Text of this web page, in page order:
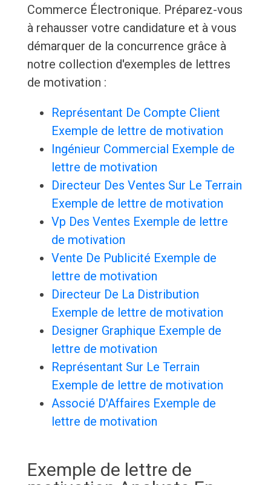
Commerce Électronique. Préparez-vous
à rehausser votre candidature et à vous
démarquer de la concurrence grâce à
notre collection d'exemples de lettres
de motivation :
Représentant De Compte Client
Exemple de lettre de motivation
Ingénieur Commercial Exemple de
lettre de motivation
Directeur Des Ventes Sur Le Terrain
Exemple de lettre de motivation
Vp Des Ventes Exemple de lettre
de motivation
Vente De Publicité Exemple de
lettre de motivation
Directeur De La Distribution
Exemple de lettre de motivation
Designer Graphique Exemple de
lettre de motivation
Représentant Sur Le Terrain
Exemple de lettre de motivation
Associé D'Affaires Exemple de
lettre de motivation
Exemple de lettre de